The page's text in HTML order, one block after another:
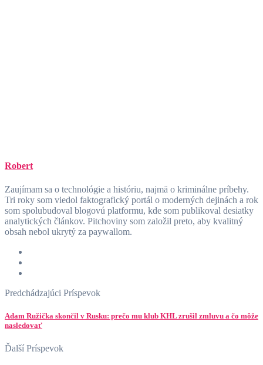
Robert
Zaujímam sa o technológie a históriu, najmä o kriminálne príbehy.
Tri roky som viedol faktografický portál o moderných dejinách a rok
som spolubudoval blogovú platformu, kde som publikoval desiatky
analytických článkov. Pitchoviny som založil preto, aby kvalitný
obsah nebol ukrytý za paywallom.
Predchádzajúci Príspevok
Adam Ružička skončil v Rusku: prečo mu klub KHL zrušil zmluvu a čo môže
nasledovať
Ďalší Príspevok